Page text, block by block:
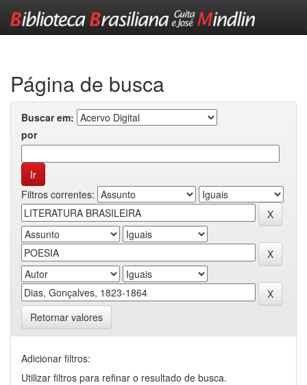
Página de busca
Buscar em:
por
Filtros correntes:
Retornar valores
Adicionar filtros:
Utilizar filtros para refinar o resultado de busca.